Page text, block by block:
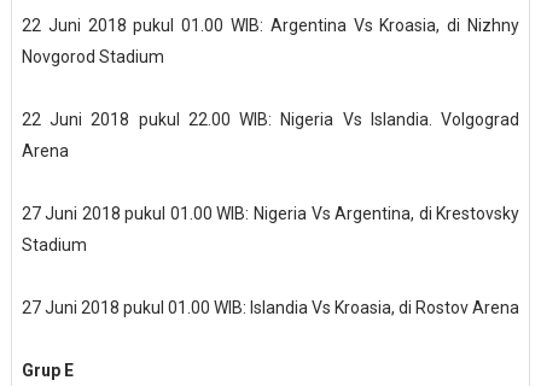
22 Juni 2018 pukul 01.00 WIB: Argentina Vs Kroasia, di Nizhny
Novgorod Stadium
22 Juni 2018 pukul 22.00 WIB: Nigeria Vs Islandia. Volgograd
Arena
27 Juni 2018 pukul 01.00 WIB: Nigeria Vs Argentina, di Krestovsky
Stadium
27 Juni 2018 pukul 01.00 WIB: Islandia Vs Kroasia, di Rostov Arena
Grup E